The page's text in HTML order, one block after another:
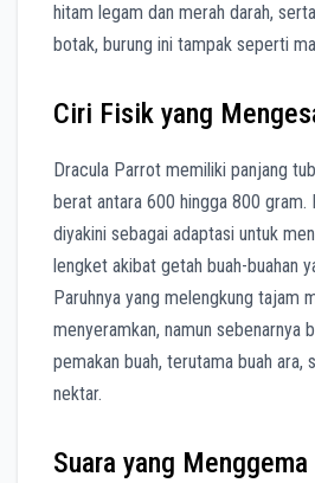
hitam legam dan merah darah,
botak, burung ini tampak seperti
Ciri Fisik yang
Dracula Parrot memiliki panjang
berat antara 600 hingga 800 gram.
diyakini sebagai adaptasi untuk
lengket akibat getah buah-buahan
Paruhnya yang melengkung tajam
menyeramkan, namun sebenarnya
pemakan buah, terutama buah ara,
nektar.
Suara yang